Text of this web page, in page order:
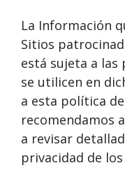
La Información
Sitios
está sujeta a las
se utilicen en
a esta política
recomendamos
a revisar
privacidad de